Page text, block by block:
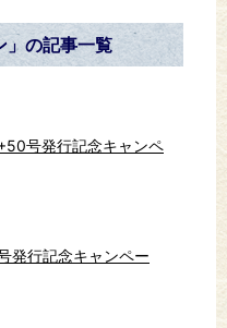
」の記事一覧
号発行記念キャンペ
発行記念キャンペー